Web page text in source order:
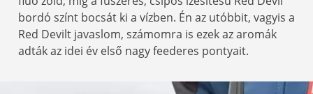
bordó színt bocsát ki a vízben. Én az utóbbit, vagyis a
Red Devilt javaslom, számomra is ezek az aromák
adták az idei év első nagy feederes pontyait.